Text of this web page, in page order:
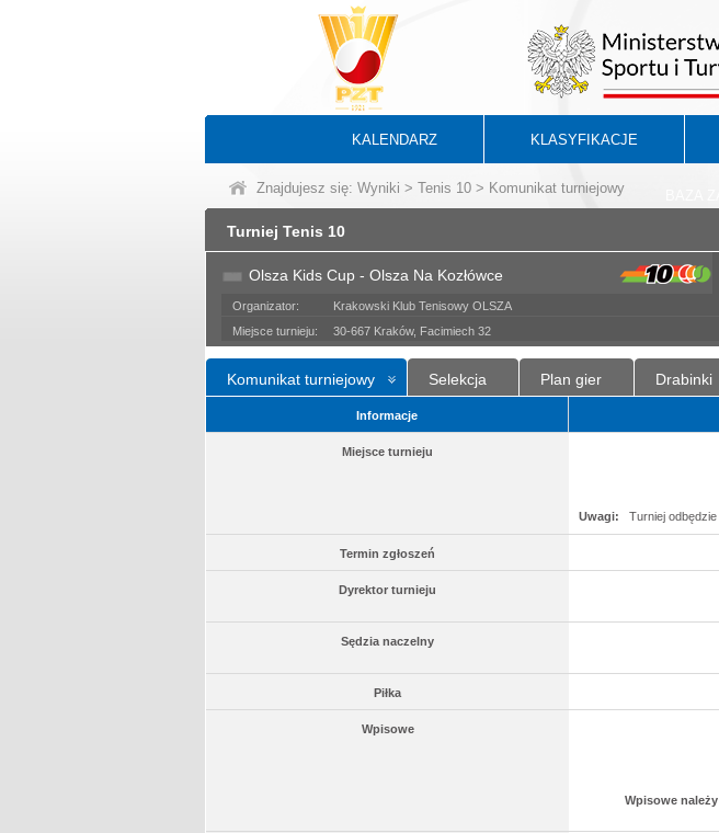
KALENDARZ KLASYFIKACJE
Znajdujesz się: Wyniki > Tenis 10 > Komunikat turniejowy
Turniej Tenis 10
Olsza Kids Cup - Olsza Na Kozłówce
Organizator:
Krakowski Klub Tenisowy OLSZA
Miejsce turnieju:
30-667 Kraków, Facimiech 32
Komunikat turniejowy Selekcja Plan gier Drabinki
Informacje
Miejsce turnieju
Uwagi: Turniej
Termin zgłoszeń
Dyrektor turnieju
Sędzia naczelny
Piłka
Wpisowe
Wpisowe